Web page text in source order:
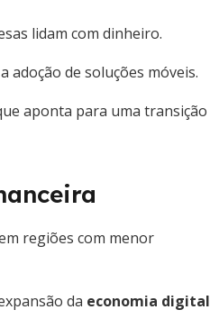
lidam com dinheiro.
adoção de soluções móveis.
aponta para uma transição
regiões com menor
da economia digital